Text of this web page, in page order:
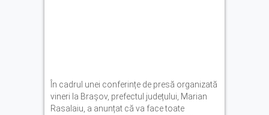
În cadrul unei conferințe de presă organizată
vineri la Brașov, prefectul județului, Marian
Rasalaiu, a anunțat că va face toate